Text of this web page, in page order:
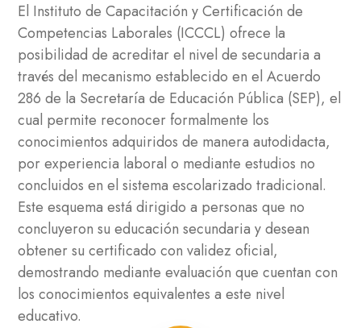
El Instituto de Capacitación y Certificación de
Competencias Laborales (ICCCL) ofrece la
posibilidad de acreditar el nivel de secundaria a
través del mecanismo establecido en el Acuerdo
286 de la Secretaría de Educación Pública (SEP), el
cual permite reconocer formalmente los
conocimientos adquiridos de manera autodidacta,
por experiencia laboral o mediante estudios no
concluidos en el sistema escolarizado tradicional.
Este esquema está dirigido a personas que no
concluyeron su educación secundaria y desean
obtener su certificado con validez oficial,
demostrando mediante evaluación que cuentan con
los conocimientos equivalentes a este nivel
educativo.